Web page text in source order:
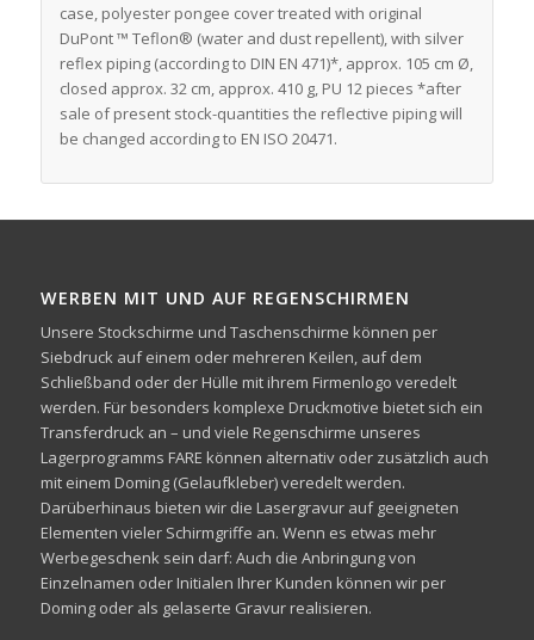
case, polyester pongee cover treated with original
DuPont ™ Teflon® (water and dust repellent), with silver
reflex piping (according to DIN EN 471)*, approx. 105 cm Ø,
closed approx. 32 cm, approx. 410 g, PU 12 pieces *after
sale of present stock-quantities the reflective piping will
be changed according to EN ISO 20471.
WERBEN MIT UND AUF REGENSCHIRMEN
Unsere Stockschirme und Taschenschirme können per
Siebdruck auf einem oder mehreren Keilen, auf dem
Schließband oder der Hülle mit ihrem Firmenlogo veredelt
werden. Für besonders komplexe Druckmotive bietet sich ein
Transferdruck an – und viele Regenschirme unseres
Lagerprogramms FARE können alternativ oder zusätzlich auch
mit einem Doming (Gelaufkleber) veredelt werden.
Darüberhinaus bieten wir die Lasergravur auf geeigneten
Elementen vieler Schirmgriffe an. Wenn es etwas mehr
Werbegeschenk sein darf: Auch die Anbringung von
Einzelnamen oder Initialen Ihrer Kunden können wir per
Doming oder als gelaserte Gravur realisieren.